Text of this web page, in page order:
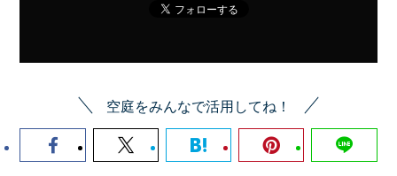
空庭をみんなで活用してね！